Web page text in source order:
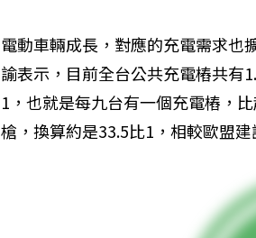
電動車輛成長，對應的充電需求也
諭表示，目前全台公共充電樁共有
1，也就是每九台有一個充電樁，
槍，換算約是33.5比1，相較歐盟